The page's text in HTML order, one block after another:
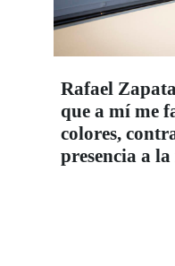
Rafael
que a mí me
colores,
presencia a